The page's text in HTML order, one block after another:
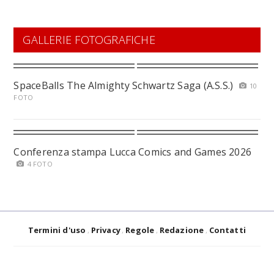
GALLERIE FOTOGRAFICHE
SpaceBalls The Almighty Schwartz Saga (A.S.S.)
10
FOTO
Conferenza stampa Lucca Comics and Games 2026
4 FOTO
Termini d'uso Privacy Regole Redazione Contatti